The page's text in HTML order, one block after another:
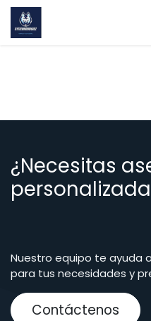
Ir al contenido
¿Necesitas
Nuestro equipo te ayuda
para tus necesidades y
Contáctenos